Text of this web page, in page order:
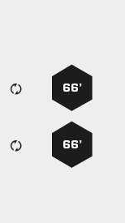
66’
66’